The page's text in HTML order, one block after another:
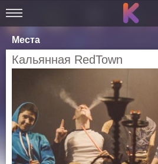
Места
Кальянная RedTown